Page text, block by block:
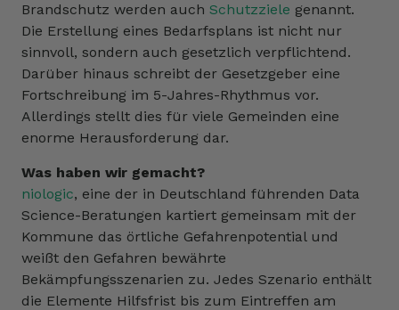
Brandschutz werden auch Schutzziele genannt.
Die Erstellung eines Bedarfsplans ist nicht nur
sinnvoll, sondern auch gesetzlich verpflichtend.
Darüber hinaus schreibt der Gesetzgeber eine
Fortschreibung im 5-Jahres-Rhythmus vor.
Allerdings stellt dies für viele Gemeinden eine
enorme Herausforderung dar.
Was haben wir gemacht?
niologic, eine der in Deutschland führenden Data
Science-Beratungen kartiert gemeinsam mit der
Kommune das örtliche Gefahrenpotential und
weißt den Gefahren bewährte
Bekämpfungsszenarien zu. Jedes Szenario enthält
die Elemente Hilfsfrist bis zum Eintreffen am